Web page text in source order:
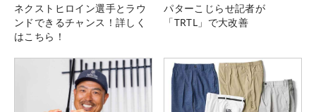
ネクストヒロイン選手とラウ
ンドできるチャンス！詳しく
はこちら！
パターこじらせ記者が
「TRTL」で大改善